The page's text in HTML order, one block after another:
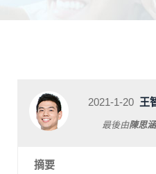
2021-1-20 王
最後由陳思涵
摘要